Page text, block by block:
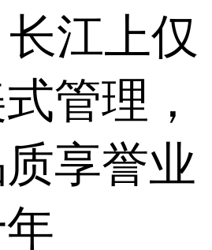
长江上仅
管理，
享誉业